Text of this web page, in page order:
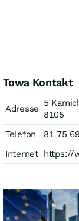
Towa Kontakt
Adresse
5
8105
Telefon
81 75
Internet https://